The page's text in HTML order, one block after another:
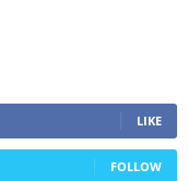
LIKE
FOLLOW